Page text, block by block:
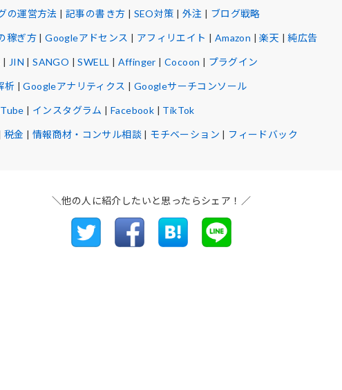
の運営方法 |記事の書き方 | SEO対策 | 外注 | ブログ戦略
稼ぎ方 |Googleアドセンス | アフィリエイト | Amazon |楽天 |純広告
| JIN |SANGO |SWELL | Affinger |Cocoon | プラグイン
析 |Googleアナリティクス | Googleサーチコンソール
| インスタグラム |Facebook | TikTok
税金 | 情報商材・コンサル相談 | モチベーション | フィードバック
＼他の人に紹介したいと思ったらシェア！／